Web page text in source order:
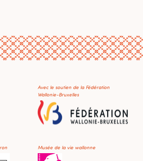
Avec le soutien de la Fédération
Wallonie-Bruxelles
Musée de la vie wallonne